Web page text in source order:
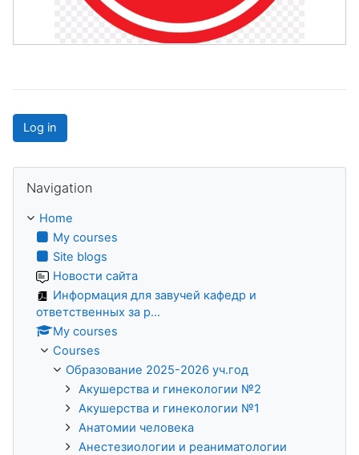
Log in
Navigation
Home
My courses
Site blogs
Новости сайта
Информация для завучей кафедр и
ответственных за р...
My courses
Courses
Образование 2025-2026 уч.год
Акушерства и гинекологии №2
Акушерства и гинекологии №1
Анатомии человека
Анестезиологии и реаниматологии